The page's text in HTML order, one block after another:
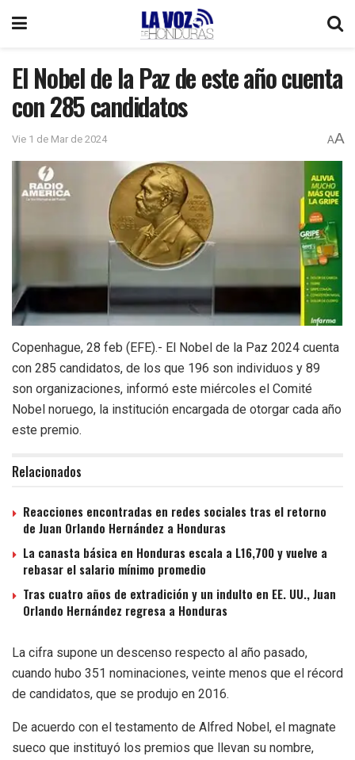
El Nobel de la Paz de este año cuenta
con 285 candidatos
Vie 1 de Mar de 2024 AA
Copenhague, 28 feb (EFE).- El Nobel de la Paz 2024 cuenta
con 285 candidatos, de los que 196 son individuos y 89
son organizaciones, informó este miércoles el Comité
Nobel noruego, la institución encargada de otorgar cada año
este premio.
Relacionados
Reacciones encontradas en redes sociales tras el retorno
de Juan Orlando Hernández a Honduras
La canasta básica en Honduras escala a L16,700 y vuelve a
rebasar el salario mínimo promedio
Tras cuatro años de extradición y un indulto en EE. UU., Juan
Orlando Hernández regresa a Honduras
La cifra supone un descenso respecto al año pasado,
cuando hubo 351 nominaciones, veinte menos que el récord
de candidatos, que se produjo en 2016.
De acuerdo con el testamento de Alfred Nobel, el magnate
sueco que instituyó los premios que llevan su nombre,